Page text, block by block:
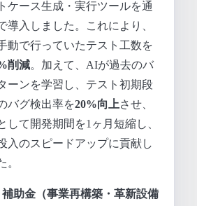
ケース生成・実行ツールを通
導入しました。これにより、
動で行っていたテスト工数を
削減。加えて、AIが過去のバ
ーンを学習し、テスト初期段
バグ検出率を20%向上させ、
して開発期間を1ヶ月短縮し、
入のスピードアップに貢献し
。
補助金（事業再構築・革新設備